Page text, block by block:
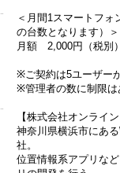
＜月間1スマートフ
の台数となります
月額 2,000円（税別）
※ご契約は5ユーザー
※管理者の数に制限は
【株式会社オンライ
神奈川県横浜市にあ
社。
位置情報系アプリな